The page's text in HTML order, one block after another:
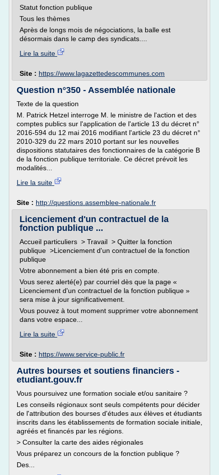
Statut fonction publique
Tous les thèmes
Après de longs mois de négociations, la balle est
désormais dans le camp des syndicats....
Lire la suite
Site : https://www.lagazettedescommunes.com
Question n°350 - Assemblée nationale
Texte de la question
M. Patrick Hetzel interroge M. le ministre de l'action et des
comptes publics sur l'application de l'article 13 du décret n°
2016-594 du 12 mai 2016 modifiant l'article 23 du décret n°
2010-329 du 22 mars 2010 portant sur les nouvelles
dispositions statutaires des fonctionnaires de la catégorie B
de la fonction publique territoriale. Ce décret prévoit les
modalités...
Lire la suite
Site : http://questions.assemblee-nationale.fr
Licenciement d'un contractuel de la
fonction publique ...
Accueil particuliers > Travail > Quitter la fonction
publique >Licenciement d'un contractuel de la fonction
publique
Votre abonnement a bien été pris en compte.
Vous serez alerté(e) par courriel dès que la page «
Licenciement d'un contractuel de la fonction publique »
sera mise à jour significativement.
Vous pouvez à tout moment supprimer votre abonnement
dans votre espace...
Lire la suite
Site : https://www.service-public.fr
Autres bourses et soutiens financiers -
etudiant.gouv.fr
Vous poursuivez une formation sociale et/ou sanitaire ?
Les conseils régionaux sont seuls compétents pour décider
de l'attribution des bourses d'études aux élèves et étudiants
inscrits dans les établissements de formation sociale initiale,
agréés et financés par les régions.
> Consulter la carte des aides régionales
Vous préparez un concours de la fonction publique ?
Des...